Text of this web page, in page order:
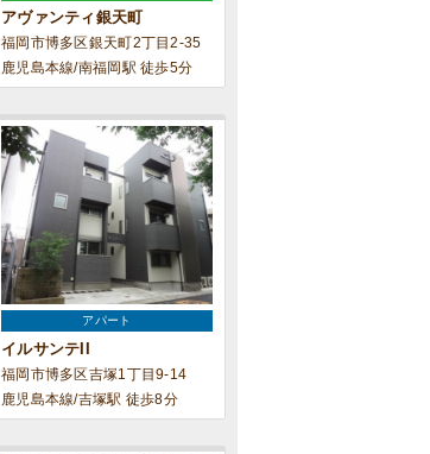
アヴァンティ銀天町
福岡市博多区銀天町2丁目2-35
鹿児島本線/南福岡駅 徒歩5分
アパート
イルサンテII
福岡市博多区吉塚1丁目9-14
鹿児島本線/吉塚駅 徒歩8分